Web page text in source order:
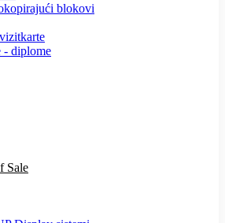
blokovi
- diplome
Sale